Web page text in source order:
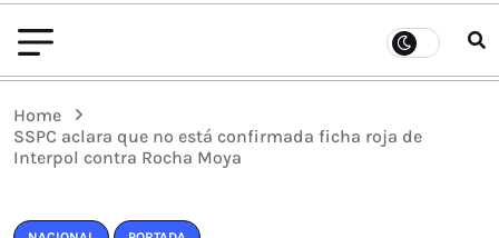
Home
SSPC aclara que no está confirmada ficha roja de
Interpol contra Rocha Moya